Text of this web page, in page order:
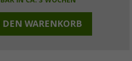
DEN WARENKORB